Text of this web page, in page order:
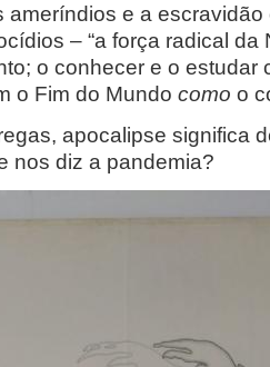
ameríndios e a
– “a força radical da
o conhecer e o estudar
o Fim do Mundo como o
apocalipse significa
nos diz a pandemia?